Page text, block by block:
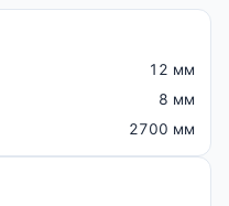
12 мм
8 мм
2700 мм